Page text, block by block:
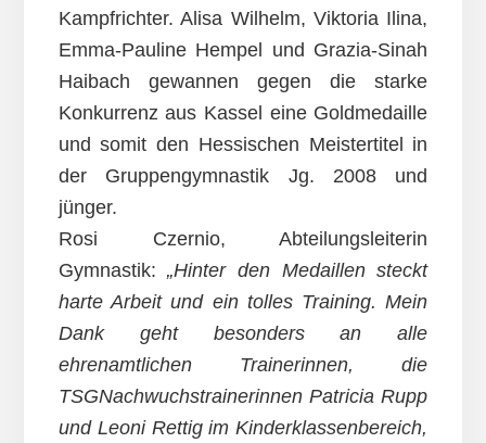
Kampfrichter. Alisa Wilhelm, Viktoria Ilina,
Emma-Pauline Hempel und Grazia-Sinah
Haibach gewannen gegen die starke
Konkurrenz aus Kassel eine Goldmedaille
und somit den Hessischen Meistertitel in
der Gruppengymnastik Jg. 2008 und
jünger.
Rosi Czernio, Abteilungsleiterin
Gymnastik:„Hinter den Medaillen steckt
harte Arbeit und ein tolles Training. Mein
Dank geht besonders an alle
ehrenamtlichen Trainerinnen, die
TSGNachwuchstrainerinnen Patricia Rupp
und Leoni Rettig im Kinderklassenbereich,